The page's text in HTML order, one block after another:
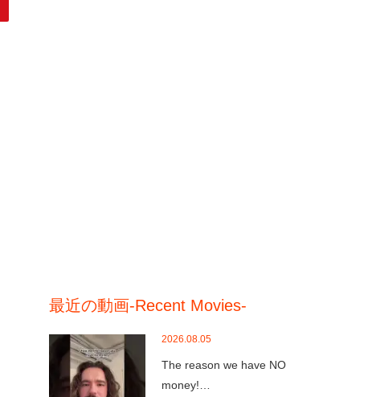
最近の動画-Recent Movies-
2026.08.05
The reason we have NO
money!…